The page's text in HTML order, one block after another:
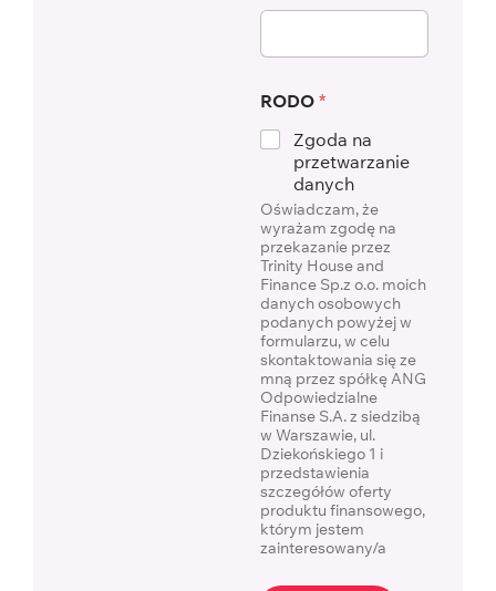
RODO *
Zgoda na
przetwarzanie
danych
Oświadczam, że
wyrażam zgodę na
przekazanie przez
Trinity House and
Finance Sp.z o.o. moich
danych osobowych
podanych powyżej w
formularzu, w celu
skontaktowania się ze
mną przez spółkę ANG
Odpowiedzialne
Finanse S.A. z siedzibą
w Warszawie, ul.
Dziekońskiego 1 i
przedstawienia
szczegółów oferty
produktu finansowego,
którym jestem
zainteresowany/a